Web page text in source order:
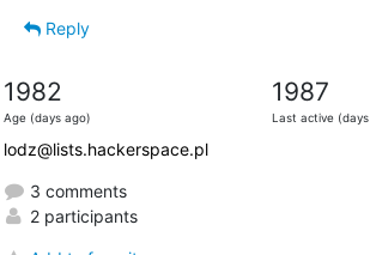
Reply
1982
Age (days ago)
1987
Last active
lodz@lists.hackerspace.pl
3 comments
2 participants